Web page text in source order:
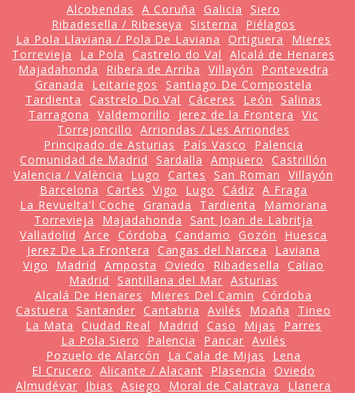
Alcobendas A Coruña Galicia
Siero
Ribadesella / Ribeseya
Sisterna
Piélagos
La Pola Llaviana / Pola De Laviana
Ortiguera
Mieres
Torrevieja
La Pola Castrelo do Val
Alcalá de Henares
Majadahonda
Ribera de Arriba Villayón
Pontevedra
Granada
Leitariegos
Santiago De Compostela
Tardienta
Castrelo Do Val Cáceres León
Salinas
Tarragona
Valdemorillo Jerez de la Frontera
Vic
Torrejoncillo
Arriondas / Les Arriondes
Principado de Asturias
País Vasco
Palencia
Comunidad de Madrid
Sardalla Ampuero
Castrillón
Valencia / València
Lugo Cartes San Roman
Villayón
Barcelona
Cartes Vigo Lugo Cádiz A Fraga
La Revuelta'l Coche
Granada Tardienta
Mamorana
Torrevieja
Majadahonda
Sant Joan de Labritja
Valladolid
Arce Córdoba Candamo Gozón
Huesca
Jerez De La Frontera
Cangas del Narcea
Laviana
Vigo
Madrid Amposta Oviedo Ribadesella
Caliao
Madrid
Santillana del Mar Asturias
Alcalá De Henares
Mieres Del Camin
Córdoba
Castuera
Santander Cantabria Avilés Moaña
Tineo
La Mata
Ciudad Real Madrid Caso Mijas
Parres
La Pola Siero
Palencia Pancar Avilés
Pozuelo de Alarcón
La Cala de Mijas
Lena
El Crucero
Alicante / Alacant Plasencia
Oviedo
Almudévar
Ibias Asiego Moral de Calatrava
Llanera